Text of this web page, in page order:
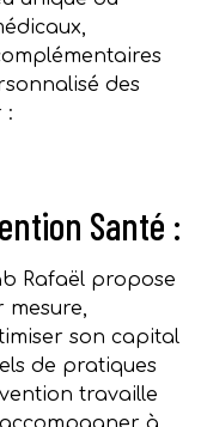
des
:
Santé :
Rafaël propose
mesure,
son capital
de pratiques
travaille